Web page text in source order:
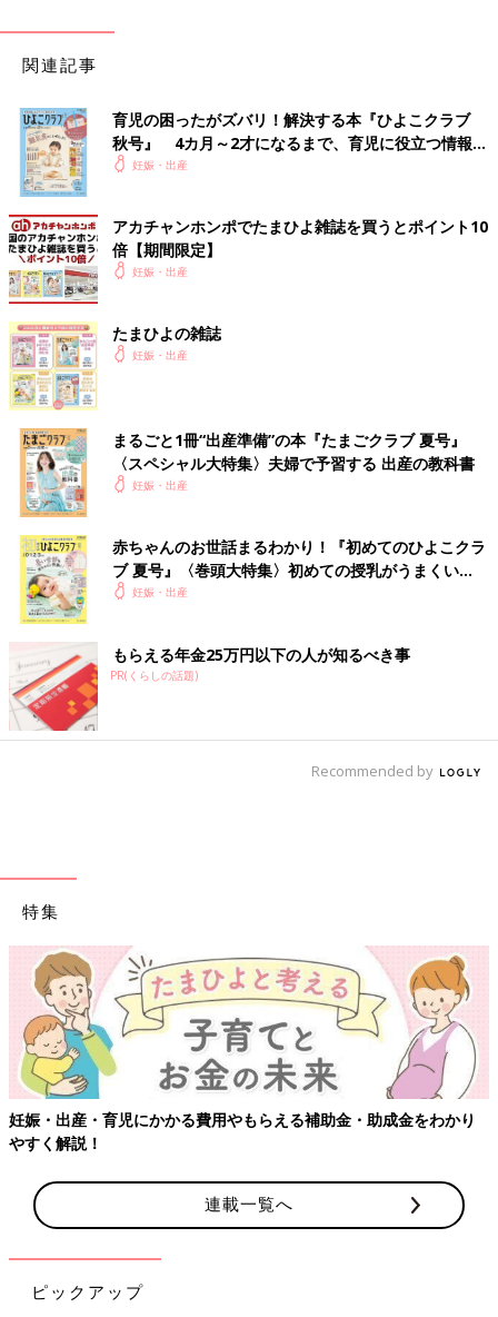
関連記事
育児の困ったがズバリ！解決する本『ひよこクラブ
秋号』 4カ月～2才になるまで、育児に役立つ情報が
いっぱい！
妊娠・出産
アカチャンホンポでたまひよ雑誌を買うとポイント10
倍【期間限定】
妊娠・出産
たまひよの雑誌
妊娠・出産
まるごと1冊“出産準備”の本『たまごクラブ 夏号』
〈スペシャル大特集〉夫婦で予習する 出産の教科書
妊娠・出産
赤ちゃんのお世話まるわかり！『初めてのひよこクラ
ブ 夏号』〈巻頭大特集〉初めての授乳がうまくい
く！ おっぱい・ミルクの基本と夏のトラブル 解決テ
妊娠・出産
もらえる年金25万円以下の人が知るべき事
PR(くらしの話題)
Recommended by
特集
妊娠・出産・育児にかかる費用やもらえる補助金・助成金をわかり
やすく解説！
連載一覧へ
ピックアップ